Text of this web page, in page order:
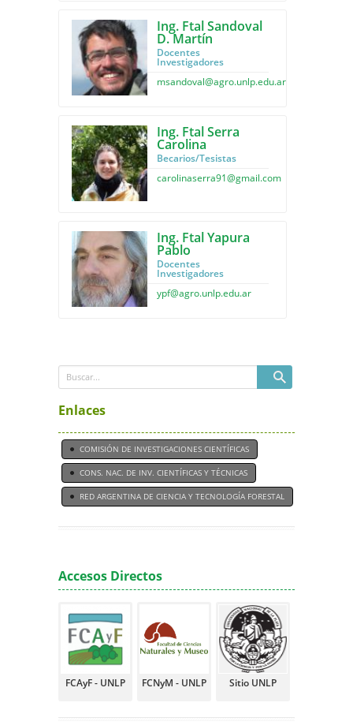
Ing. Ftal Sandoval
D. Martín
Docentes
Investigadores
msandoval@agro.unlp.edu.ar
Ing. Ftal Serra
Carolina
Becarios/Tesistas
carolinaserra91@gmail.com
Ing. Ftal Yapura
Pablo
Docentes
Investigadores
ypf@agro.unlp.edu.ar
Enlaces
COMISIÓN DE INVESTIGACIONES CIENTÍFICAS
CONS. NAC. DE INV. CIENTÍFICAS Y TÉCNICAS
RED ARGENTINA DE CIENCIA Y TECNOLOGÍA FORESTAL
Accesos Directos
FCAyF - UNLP FCNyM - UNLP Sitio UNLP